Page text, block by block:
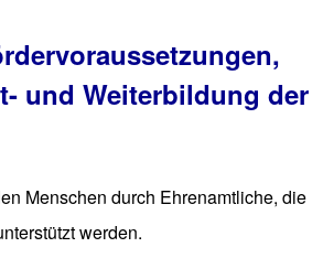
und Weiterbildung der
Menschen durch Ehrenamtliche, die
werden.